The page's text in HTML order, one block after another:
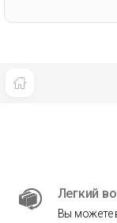
Легкий
Вы можете